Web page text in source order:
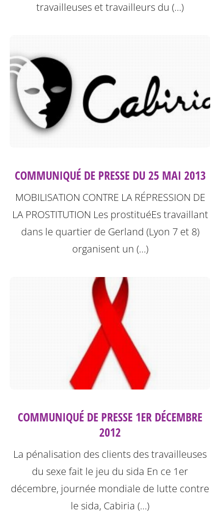
travailleuses et travailleurs du (…)
COMMUNIQUÉ DE PRESSE DU 25 MAI 2013
MOBILISATION CONTRE LA RÉPRESSION DE
LA PROSTITUTION Les prostituéEs travaillant
dans le quartier de Gerland (Lyon 7 et 8)
organisent un (…)
COMMUNIQUÉ DE PRESSE 1ER DÉCEMBRE
2012
La pénalisation des clients des travailleuses
du sexe fait le jeu du sida En ce 1er
décembre, journée mondiale de lutte contre
le sida, Cabiria (…)